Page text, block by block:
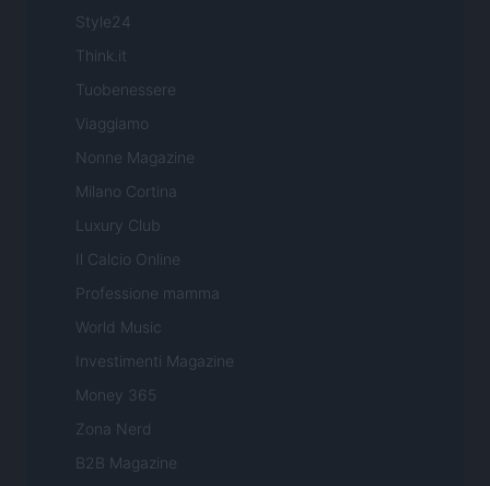
Style24
Think.it
Tuobenessere
Viaggiamo
Nonne Magazine
Milano Cortina
Luxury Club
Il Calcio Online
Professione mamma
World Music
Investimenti Magazine
Money 365
Zona Nerd
B2B Magazine